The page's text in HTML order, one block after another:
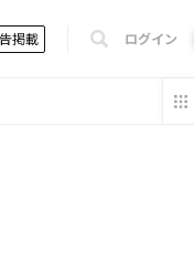
掲載 ログイン